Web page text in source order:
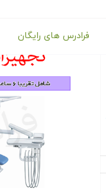
فرادرس های رایگان